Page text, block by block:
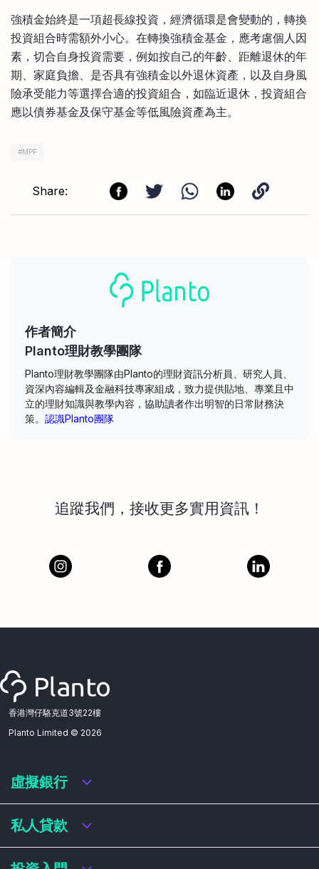
強積金始終是一項超長線投資，經濟循環是會變動的，轉換
投資組合時需額外小心。在轉換強積金基金，應考慮個人因
素，切合自身投資需要，例如按自己的年齡、距離退休的年
期、家庭負擔、是否具有強積金以外退休資產，以及自身風
險承受能力等選擇合適的投資組合，如臨近退休，投資組合
應以債券基金及保守基金等低風險資產為主。
#MPF
Share:
作者簡介
Planto理財教學團隊
Planto理財教學團隊由Planto的理財資訊分析員、研究人員、
資深內容編輯及金融科技專家組成，致力提供貼地、專業且中
立的理財知識與教學內容，協助讀者作出明智的日常財務決
策。 認識Planto團隊
追蹤我們，接收更多實用資訊！
香港灣仔駱克道3號22樓
Planto Limited © 2026
虛擬銀行
虛擬銀行迎新優惠
虛擬銀行存款利率比較
虛擬銀行銀扣賬卡 / 信用卡
私人貸款
私人貸款年利率比較